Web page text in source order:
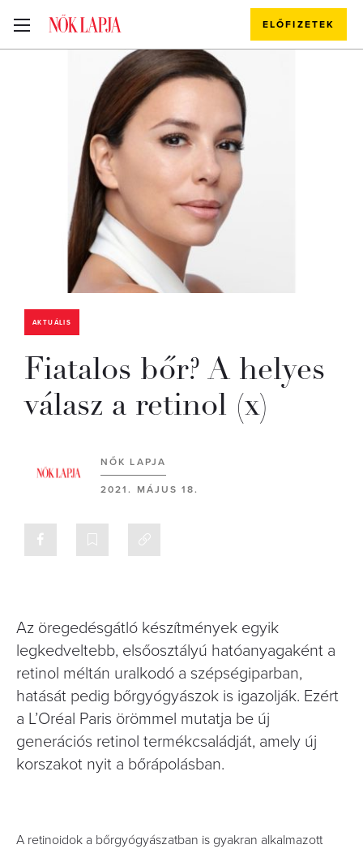
ELŐFIZETEK
AKTUÁLIS
Fiatalos bőr? A helyes
válasz a retinol (x)
NŐK LAPJA
2021. MÁJUS 18.
Az öregedésgátló készítmények egyik
legkedveltebb, elsőosztályú hatóanyagaként a
retinol méltán uralkodó a szépségiparban,
hatását pedig bőrgyógyászok is igazolják. Ezért
a L’Oréal Paris örömmel mutatja be új
generációs retinol termékcsaládját, amely új
korszakot nyit a bőrápolásban.
A retinoidok a bőrgyógyászatban is gyakran alkalmazott